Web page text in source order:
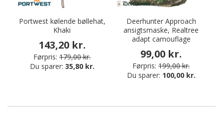
Portwest kølende bøllehat,
Khaki
143,20 kr.
Førpris: 179,00 kr.
Du sparer: 35,80 kr.
Deerhunter Approach
ansigtsmaske, Realtree
adapt camouflage
99,00 kr.
Førpris: 199,00 kr.
Du sparer: 100,00 kr.